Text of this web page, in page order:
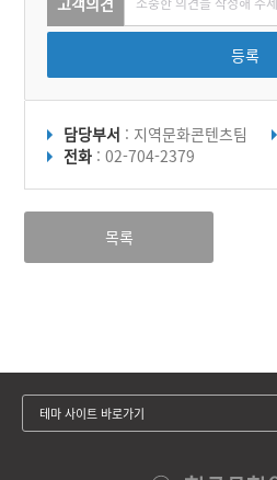
등록
담당부서 : 지역문화콘텐츠팀
전화 : 02-704-2379
목록
테마 사이트 바로가기